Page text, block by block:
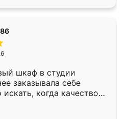
шкаф в студии
заказывала себе
когда качеством
кухня уже почти
нет.